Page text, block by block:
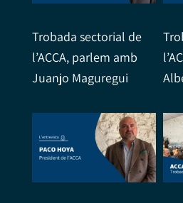
Trobada sectorial de
l’ACCA, parlem amb
Juanjo Maguregui